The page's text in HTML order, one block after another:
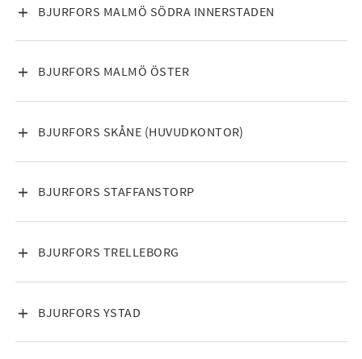
BJURFORS MALMÖ SÖDRA INNERSTADEN
VISA INNEHÅLL
BJURFORS MALMÖ ÖSTER
VISA INNEHÅLL
BJURFORS SKÅNE (HUVUDKONTOR)
VISA INNEHÅLL
BJURFORS STAFFANSTORP
VISA INNEHÅLL
BJURFORS TRELLEBORG
VISA INNEHÅLL
BJURFORS YSTAD
VISA INNEHÅLL